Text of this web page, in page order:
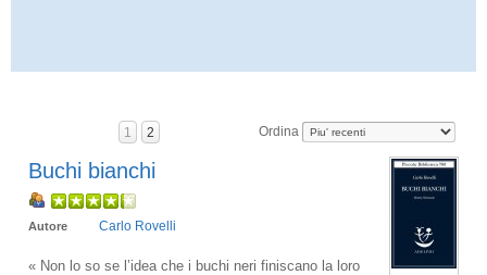
1 2 Ordina
Buchi bianchi
Autore Carlo Rovelli
« Non lo so se l’idea che i buchi neri finiscano la loro